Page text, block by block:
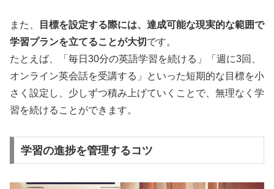
また、
目標を設定する際には、達成可能な現実的な範囲で
学習プランを立てることが大切 です。
たとえば、「毎日30分の英語学習を続ける」「週に3回、
オンライン英会話を受講する」といった短期的な目標を小
さく設定し、少しずつ積み上げていくことで、無理なく学
習を続けることができます。
学習の進捗を管理するコツ